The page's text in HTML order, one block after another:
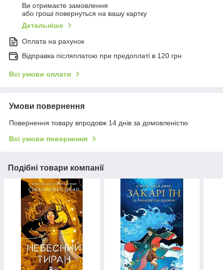
Ви отримаєте замовлення
або гроші повернуться на вашу картку
Детальніше
Оплата на рахунок
Відправка післяплатою при предоплаті в 120 грн
Всі умови оплати
Умови повернення
Повернення товару впродовж 14 днів за домовленістю
Всі умови повернення
Подібні товари компанії